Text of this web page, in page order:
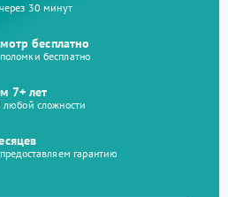
30 минут
бесплатно
бесплатно
7+ лет
любой сложности
гарантию